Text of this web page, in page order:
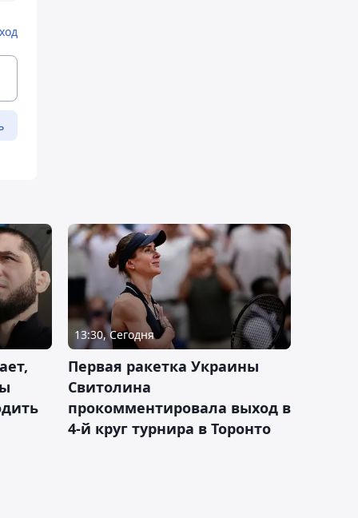
13:30, Сегодня
Первая ракетка Украины
Свитолина
прокомментировала выход в
4-й круг турнира в Торонто